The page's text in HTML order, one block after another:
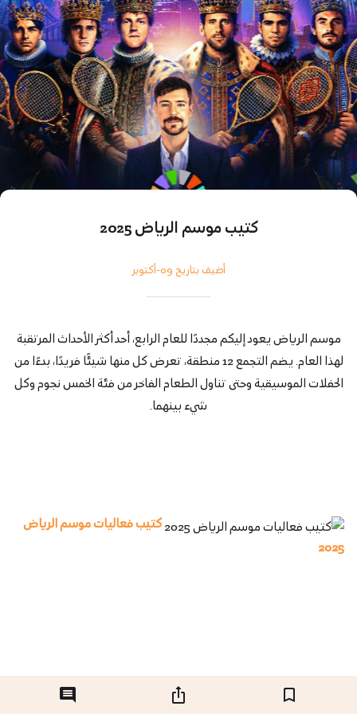
كتيب موسم الرياض 2025
أضيف بتاريخ 09-أكتوبر
موسم الرياض يعود إليكم مجددًا للعام الرابع، أحد أكثر الأحداث المرتقبة
لهذا العام. يضم التجمع 12 منطقة، تعرض كل منها شيئًا فريدًا، بدءًا من
الحفلات الموسيقية وحتى تناول الطعام الفاخر من فئة الخمس نجوم وكل
شيء بينهما.
كتيب فعاليات موسم الرياض
2025